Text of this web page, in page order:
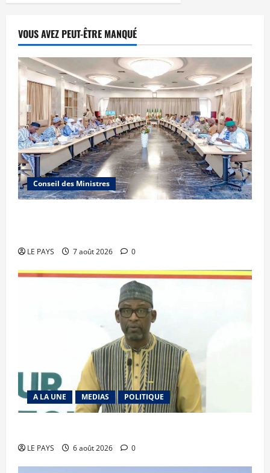
VOUS AVEZ PEUT-ÊTRE MANQUÉ
Conseil des Ministres
LE PAYS 7 août 2026 0
A LA UNE MEDIAS POLITIQUE
LE PAYS 6 août 2026 0